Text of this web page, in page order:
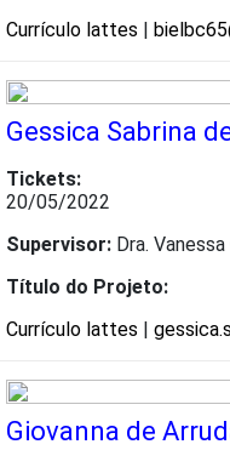
Currículo lattes |
Gessica Sabrina
Tickets:
20/05/2022
Supervisor: Dra.
Título do Projeto:
Currículo lattes |
Giovanna de